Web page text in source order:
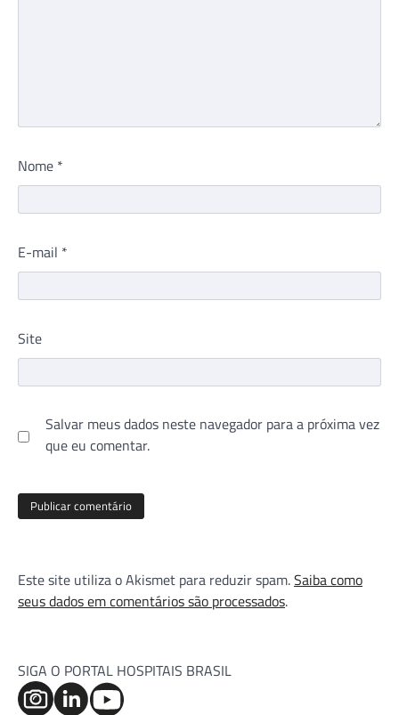
Nome *
E-mail *
Site
Salvar meus dados neste navegador para a próxima vez
que eu comentar.
Este site utiliza o Akismet para reduzir spam.Saiba como
seus dados em comentários são processados.
SIGA O PORTAL HOSPITAIS BRASIL